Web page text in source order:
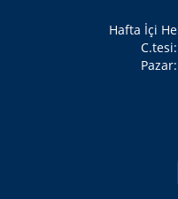
Hafta İçi